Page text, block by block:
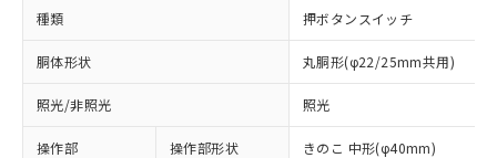
種類 押ボタンスイッチ
胴体形状 丸胴形(φ22/25mm共用)
照光/非照光 照光
操作部 操作部形状 きのこ 中形(φ40mm)